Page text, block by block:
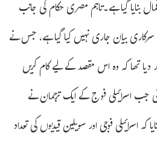
بنایا گیا ہے۔تاہم مصری حکام کی جانب
بیان جاری نہیں کیا گیا ہے، جس نے
تھا کہ وہ اس مقصد کے لیے کام کریں
اسرائیلی فوج کے ایک ترجمان نے
اسرائیلی فوجی اور سویلین قیدیوں کی تعداد